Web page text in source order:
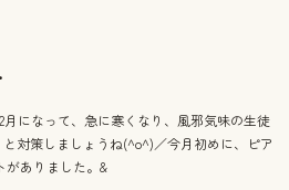
になって、急に寒くなり、風邪気味の生徒
対策しましょうね(^o^)／今月初めに、ピア
がありました。&